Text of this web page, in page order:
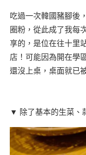
吃過一次韓國豬腳後
圈粉，從此成了我每
享的，是位在往十里
店！可能因為開在學
還沒上桌，桌面就已
▼ 除了基本的生菜、